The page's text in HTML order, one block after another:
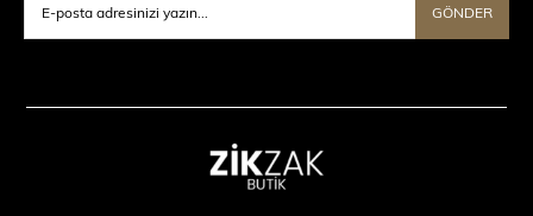
GÖNDER